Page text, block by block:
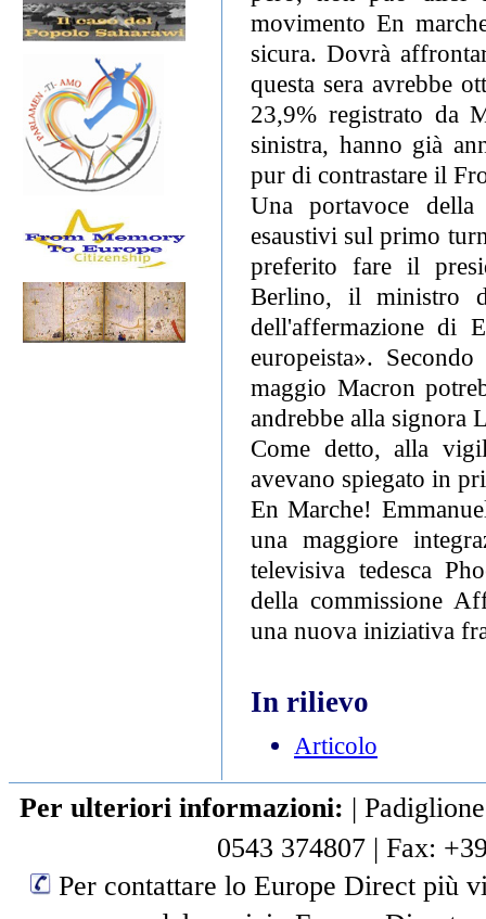
movimento En
sicura. Dovrà
questa sera avrebbe
23,9% registrato da
sinistra, hanno già
pur di contrastare il
Una portavoce
esaustivi sul primo
preferito fare il
Berlino, il ministro
dell'affermazione di
europeista».
maggio Macron
andrebbe alla signora
Come detto, alla
avevano spiegato in
En Marche!
una maggiore
televisiva tedesca
della commissione
una nuova iniziativa
In rilievo
Articolo
Per ulteriori informazioni: |
0543 374807 | Fax:
Per contattare lo Europe Direct più